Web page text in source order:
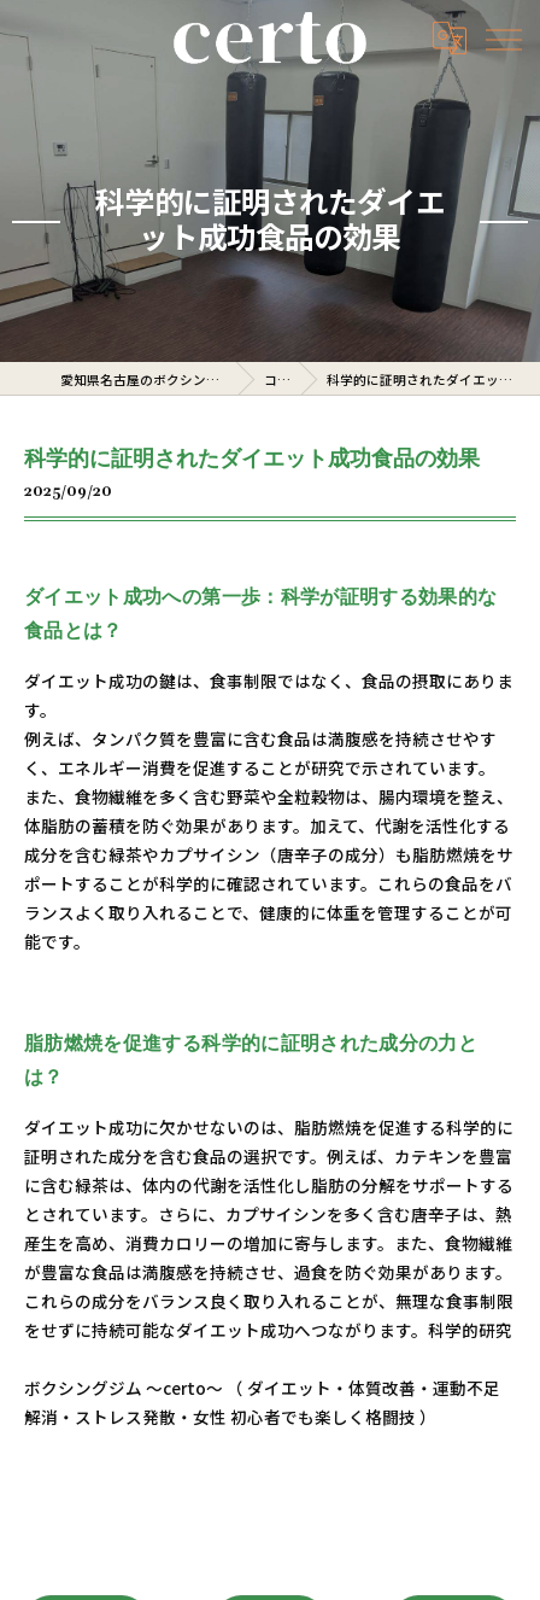
科学的に証明されたダイエ
ット成功食品の効果
愛知県名古屋のボクシングジムならcerto コラム 科学的に証明されたダイエット成功食品の効果
科学的に証明されたダイエット成功食品の効果
2025/09/20
ダイエット成功への第一歩：科学が証明する効果的な
食品とは？
ダイエット成功の鍵は、食事制限ではなく、食品の摂取にありま
す。
例えば、タンパク質を豊富に含む食品は満腹感を持続させやす
く、エネルギー消費を促進することが研究で示されています。
また、食物繊維を多く含む野菜や全粒穀物は、腸内環境を整え、
体脂肪の蓄積を防ぐ効果があります。加えて、代謝を活性化する
成分を含む緑茶やカプサイシン（唐辛子の成分）も脂肪燃焼をサ
ポートすることが科学的に確認されています。これらの食品をバ
ランスよく取り入れることで、健康的に体重を管理することが可
能です。
脂肪燃焼を促進する科学的に証明された成分の力と
は？
ダイエット成功に欠かせないのは、脂肪燃焼を促進する科学的に
証明された成分を含む食品の選択です。例えば、カテキンを豊富
に含む緑茶は、体内の代謝を活性化し脂肪の分解をサポートする
とされています。さらに、カプサイシンを多く含む唐辛子は、熱
産生を高め、消費カロリーの増加に寄与します。また、食物繊維
が豊富な食品は満腹感を持続させ、過食を防ぐ効果があります。
これらの成分をバランス良く取り入れることが、無理な食事制限
をせずに持続可能なダイエット成功へつながります。科学的研究
ボクシングジム ～certo～ （ ダイエット・体質改善・運動不足
解消・ストレス発散・女性 初心者でも楽しく格闘技 ）